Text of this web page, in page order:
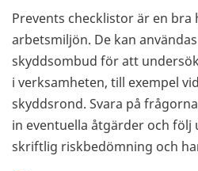
Prevents checklistor är en
arbetsmiljön. De kan
skyddsombud för att
i verksamheten, till exempel
skyddsrond. Svara på
in eventuella åtgärder och följ
skriftlig riskbedömning och